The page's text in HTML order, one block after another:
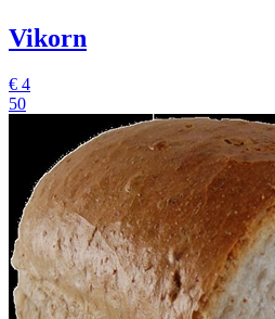
Vikorn
€ 4
50